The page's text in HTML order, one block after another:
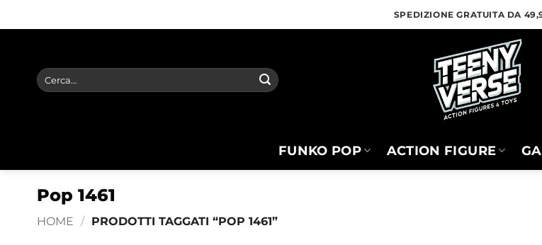
ai
SPEDIZIONE GRATUITA DA
Cerca:
FUNKO POP ACTION FIGURE
Pop 1461
HOME / PRODOTTI TAGGATI “POP 1461”